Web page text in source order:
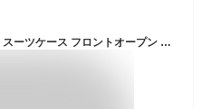
【クーポンで5000円※在庫処分※】スーツケース フロントオープン ファスナータイプ 機内持ち込み Sサイズ Mサイズ 前ポケット USBポート付き キャリーケース 軽量 トップオープン 前開き キャリーバッグ 小型 ビジネス 出張 旅行 メンズ 0577